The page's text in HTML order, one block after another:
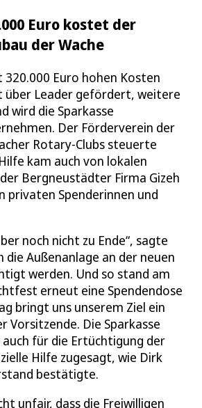
Euro kostet der
der Wache
320.000 Euro hohen Kosten
über Leader gefördert, weitere
wird die Sparkasse
Der Förderverein der
Rotary-Clubs steuerte
kam auch von lokalen
Bergneustädter Firma Gizeh
privaten Spenderinnen und
noch nicht zu Ende“, sagte
die Außenanlage an der neuen
werden. Und so stand am
erneut eine Spendendose
bringt uns unserem Ziel ein
Vorsitzende. Die Sparkasse
für die Ertüchtigung der
Hilfe zugesagt, wie Dirk
bestätigte.
unfair, dass die Freiwilligen